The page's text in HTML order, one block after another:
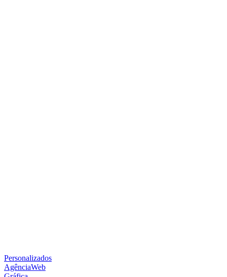
Personalizados
AgênciaWeb